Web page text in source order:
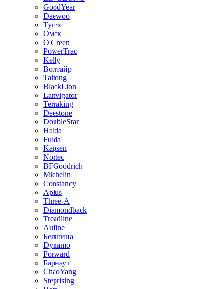
GoodYear
Daewoo
Tyrex
Омск
O'Green
PowerTrac
Kelly
Волтайр
Taitong
BlackLion
Lanvigator
Terraking
Deestone
DoubleStar
Haida
Fulda
Kapsen
Nortec
BFGoodrich
Michelin
Constancy
Aplus
Three-A
Diamondback
Treadline
Aufine
Белшина
Dynamo
Forward
Барнаул
ChaoYang
Steprising